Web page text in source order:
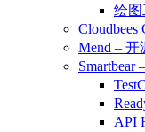
绘图
Cloudbees
Mend – 开
API